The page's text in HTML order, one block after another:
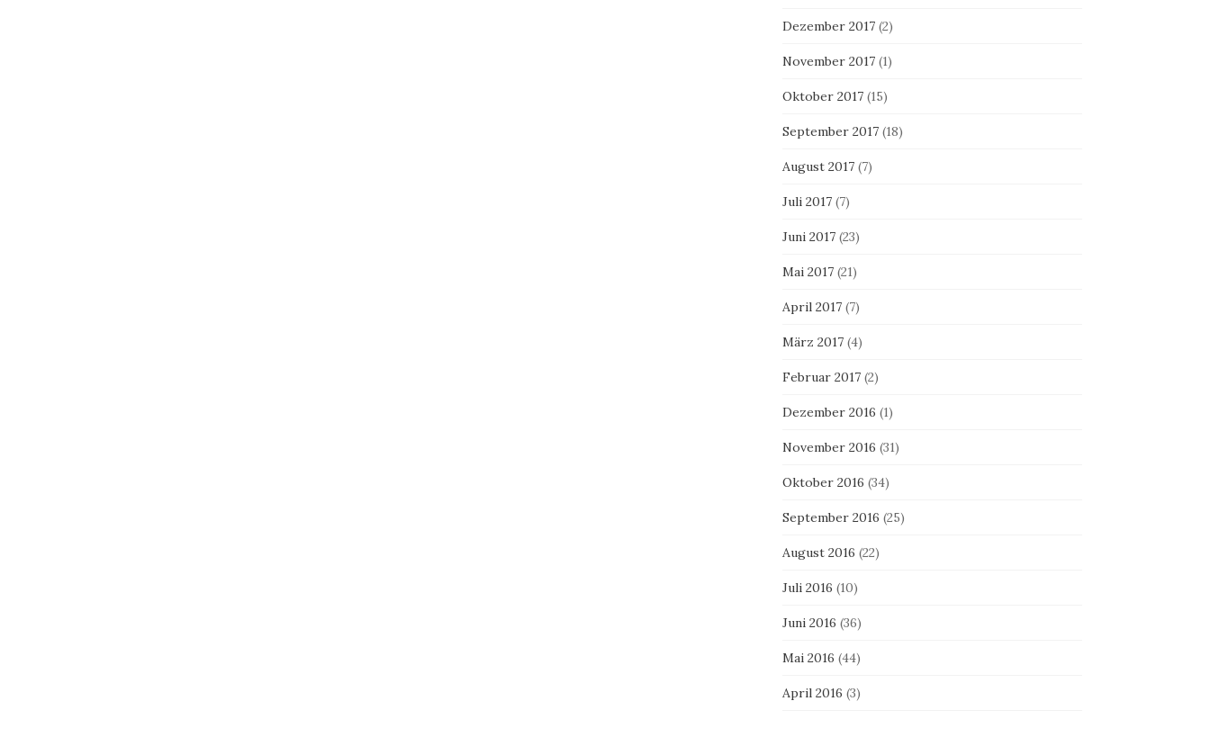
Dezember 2017(2)
November 2017(1)
Oktober 2017(15)
September 2017(18)
August 2017(7)
Juli 2017(7)
Juni 2017(23)
Mai 2017(21)
April 2017(7)
März 2017(4)
Februar 2017(2)
Dezember 2016 (1)
November 2016 (31)
Oktober 2016 (34)
September 2016 (25)
August 2016 (22)
Juli 2016 (10)
Juni 2016 (36)
Mai 2016 (44)
April 2016 (3)